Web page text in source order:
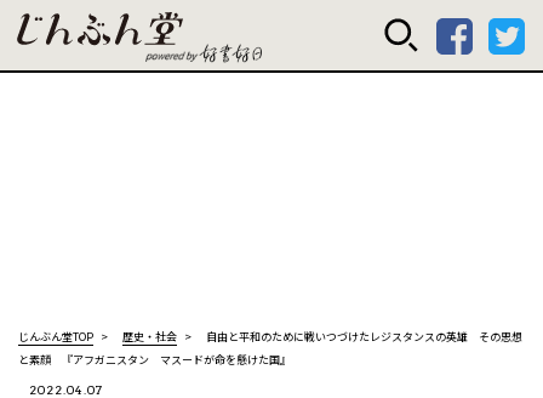
じんぶん堂
じんぶん堂TOP 歴史・社会
自由と平和のために戦いつづけたレジスタンスの英雄 その思想
と素顔 『アフガニスタン マスードが命を懸けた国』
2022.04.07